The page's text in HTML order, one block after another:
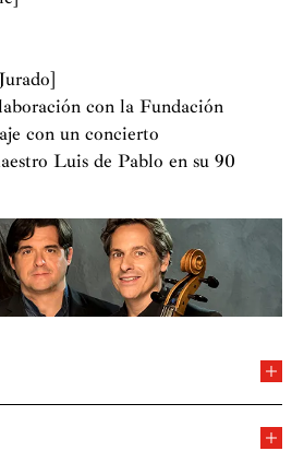
con la Fundación
con un concierto
Luis de Pablo en su 90
difusión de la música